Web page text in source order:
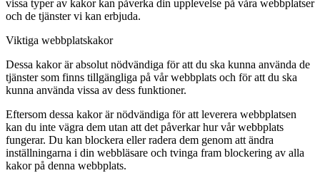
vissa typer av kakor kan påverka din upplevelse på våra webbplatser
och de tjänster vi kan erbjuda.
Viktiga webbplatskakor
Dessa kakor är absolut nödvändiga för att du ska kunna använda de
tjänster som finns tillgängliga på vår webbplats och för att du ska
kunna använda vissa av dess funktioner.
Eftersom dessa kakor är nödvändiga för att leverera webbplatsen
kan du inte vägra dem utan att det påverkar hur vår webbplats
fungerar. Du kan blockera eller radera dem genom att ändra
inställningarna i din webbläsare och tvinga fram blockering av alla
kakor på denna webbplats.